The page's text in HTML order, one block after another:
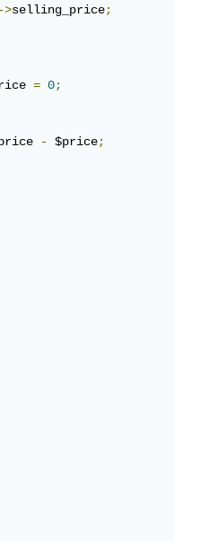
->selling_price;
$price
= 0;
- $price;